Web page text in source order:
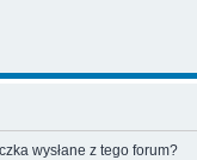
wysłane z tego forum?